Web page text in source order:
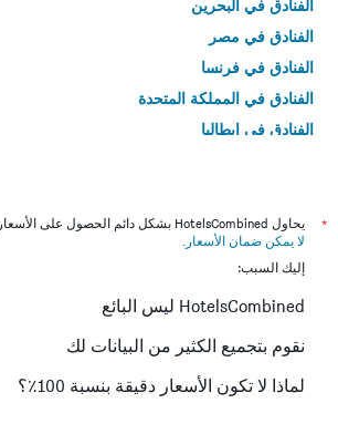
الفنادق في البحرين
الفنادق في مصر
الفنادق في فرنسا
الفنادق في المملكة المتحدة
الفنادق في إيطاليا
*
يحاول HotelsCombined بشكل دائم الحصول على الأسعار الدقيقة، ولكن
لا يمكن ضمان الأسعار .
إليك السبب:
HotelsCombined ليس البائع
نقوم بتجميع الكثير من البيانات لك
لماذا لا تكون الأسعار دقيقة بنسبة 100٪؟